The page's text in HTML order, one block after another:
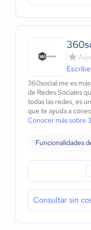
360social.me es
de Redes Sociales
todas las redes, es
que te ayuda a
Conocer más sobre
Funcionalidades
Consultar sin